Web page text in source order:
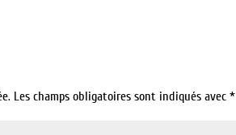
Les champs obligatoires sont indiqués avec*